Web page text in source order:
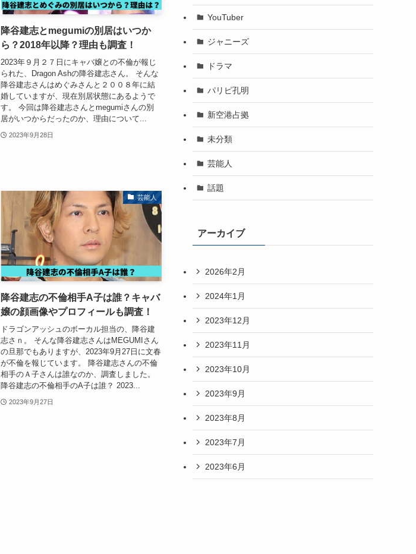
降谷建志とmegumiの別居はいつか
ら？2018年以降？理由も調査！
2023年９月２７日にキャバ嬢との不倫が報じ
られた、Dragon Ashの降谷建志さん。 そんな
降谷建志さんはめぐみさんと２００８年に結
婚していますが、現在別居状態にあるようで
す。 今回は降谷建志さんとmegumiさんの別
居がいつからだったのか、理由について...
2023年9月28日
芸能人
降谷建志の不倫相手A子は誰？キャバ
嬢の顔画像やプロフィールも調査！
ドラゴンアッシュのボーカル担当の、降谷建
志さｎ。 そんな降谷建志さんはMEGUMIさん
の旦那でもありますが、2023年9月27日に文春
が不倫を報じています。 降谷建志さんの不倫
相手のＡ子さんは誰なのか、調査しました。
降谷建志の不倫相手のA子は誰？ 2023...
2023年9月27日
YouTuber
ジャニーズ
ドラマ
パリピ孔明
新空港占拠
未分類
芸能人
話題
アーカイブ
2026年2月
2024年1月
2023年12月
2023年11月
2023年10月
2023年9月
2023年8月
2023年7月
2023年6月